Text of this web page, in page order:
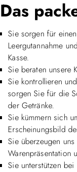
Das
Sie sorgen für
Leergutannahme
Kasse.
Sie beraten unsere
Sie kontrollieren
sorgen Sie für die
der Getränke.
Sie kümmern sich
Erscheinungsbild
Sie überzeugen
Warenpräsentation
Sie unterstützen